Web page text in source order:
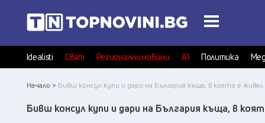
Idealisti Свят Регионални новини А1 Политика
Начало > Бивш консул купи и дари на България къща, в която е
Бивш консул купи и дари на България къща, в